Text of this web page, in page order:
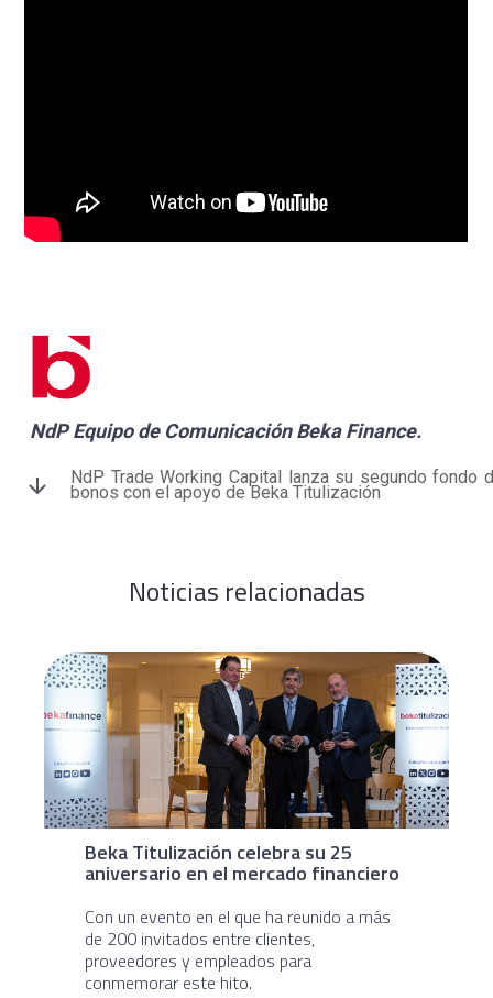
NdP Equipo de ComunicaciónBeka Finance.
NdP Trade Working Capital lanza su segundo fondo
bonos con el apoyo de Beka Titulización
Noticias relacionadas
Beka Titulización celebra su 25
aniversario en el mercado financiero
Con un evento en el que ha reunido a más
de 200 invitados entre clientes,
proveedores y empleados para
conmemorar este hito.